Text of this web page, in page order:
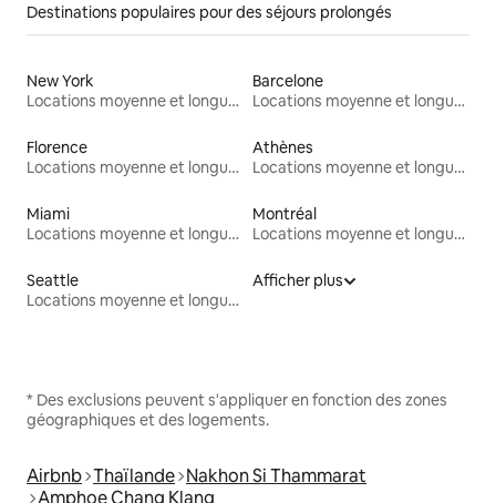
Destinations populaires pour des séjours prolongés
New York
Locations moyenne et longue durée
Barcelone
Locations moyenne et longue durée
Florence
Locations moyenne et longue durée
Athènes
Locations moyenne et longue durée
Miami
Locations moyenne et longue durée
Montréal
Locations moyenne et longue durée
Seattle
Locations moyenne et longue durée
Afficher plus
* Des exclusions peuvent s'appliquer en fonction des zones
géographiques et des logements.
Airbnb Thaïlande Nakhon Si Thammarat
Amphoe Chang Klang